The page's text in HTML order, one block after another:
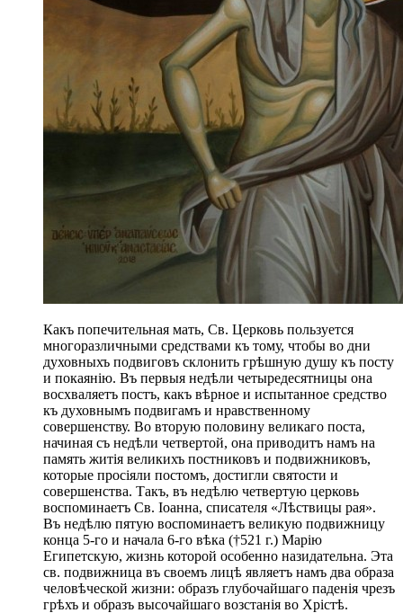
Какъ попечительная мать, Св. Церковь пользуется
многоразличными средствами къ тому, чтобы во дни
духовныхъ подвиговъ склонить грѣшную душу къ посту
и покаянію. Въ первыя недѣли четыредесятницы она
восхваляетъ постъ, какъ вѣрное и испытанное средство
къ духовнымъ подвигамъ и нравственному
совершенству. Во вторую половину великаго поста,
начиная съ недѣли четвертой, она приводитъ намъ на
память житія великихъ постниковъ и подвижниковъ,
которые просіяли постомъ, достигли святости и
совершенства. Такъ, въ недѣлю четвертую церковь
воспоминаетъ Св. Іоанна, списателя «Лѣствицы рая».
Въ недѣлю пятую воспоминаетъ великую подвижницу
конца 5-го и начала 6-го вѣка (†521 г.) Марію
Египетскую, жизнь которой особенно назидательна. Эта
св. подвижница въ своемъ лицѣ являетъ намъ два образа
человѣческой жизни: образъ глубочайшаго паденія чрезъ
грѣхъ и образъ высочайшаго возстанія во Хрістѣ.